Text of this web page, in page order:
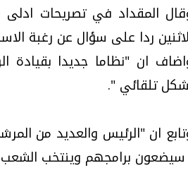
المقداد في تصريحات
ردا على سؤال عن رغبة
ان "نظاما جديدا بقيادة
تلقائي ".
ان "الرئيس والعديد من
سيضعون برامجهم وينتخب